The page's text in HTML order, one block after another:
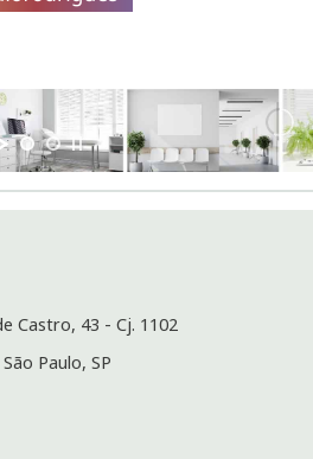
Castro, 43 - Cj. 1102
Paulo, SP